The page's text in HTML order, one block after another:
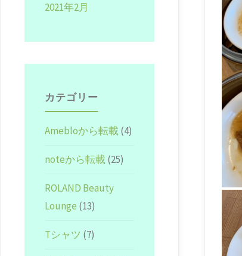
2021年2月
カテゴリー
Amebloから転載(4)
noteから転載(25)
ROLAND Beauty
Lounge (13)
Tシャツ (7)